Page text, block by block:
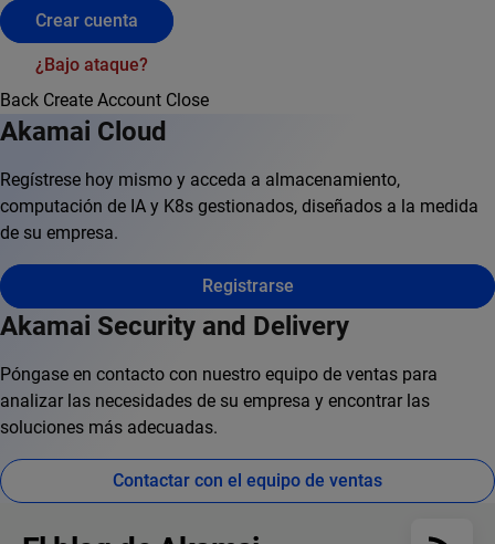
Crear cuenta
¿Bajo ataque?
Back Create Account Close
Akamai Cloud
Regístrese hoy mismo y acceda a almacenamiento,
computación de IA y K8s gestionados, diseñados a la medida
de su empresa.
Registrarse
Akamai Security and Delivery
Póngase en contacto con nuestro equipo de ventas para
analizar las necesidades de su empresa y encontrar las
soluciones más adecuadas.
Contactar con el equipo de ventas